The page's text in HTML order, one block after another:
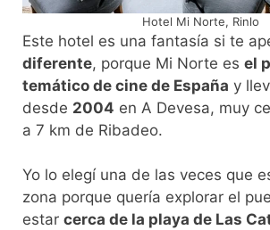
Hotel Mi Norte, Rinlo
Este hotel es una fantasía si te
diferente, porque Mi Norte es el
temático de cine de España y
desde 2004 en A Devesa, muy
a 7 km de Ribadeo.
Yo lo elegí una de las veces que
zona porque quería explorar el
estar cerca de la playa de Las